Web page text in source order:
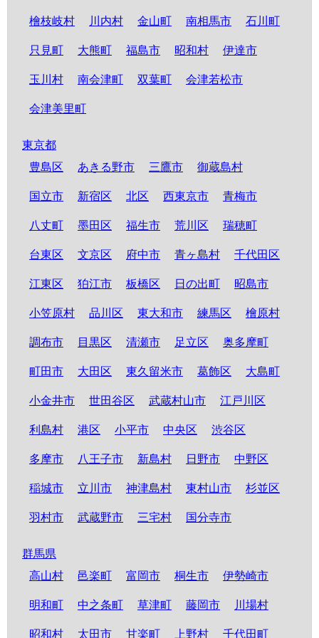
檜枝岐村 川内村 金山町 南相馬市 石川町
只見町 大熊町 福島市 昭和村 伊達市
玉川村 南会津町 双葉町 会津若松市
会津美里町
東京都
豊島区
あきる野市 三鷹市 御蔵島村
国立市 新宿区 北区 西東京市 青梅市
八丈町 墨田区 福生市 荒川区 瑞穂町
台東区 文京区 府中市 青ヶ島村 千代田区
江東区 狛江市 板橋区 日の出町 昭島市
小笠原村 品川区 東大和市 練馬区 檜原村
調布市 目黒区 清瀬市 足立区 奥多摩町
町田市 大田区 東久留米市 葛飾区 大島町
小金井市 世田谷区 武蔵村山市 江戸川区
利島村 港区 小平市 中央区 渋谷区
多摩市 八王子市 新島村 日野市 中野区
稲城市 立川市 神津島村 東村山市 杉並区
羽村市 武蔵野市 三宅村 国分寺市
群馬県
高山村
邑楽町 富岡市 桐生市 伊勢崎市
明和町 中之条町 草津町 藤岡市 川場村
昭和村 太田市 甘楽町 上野村 千代田町